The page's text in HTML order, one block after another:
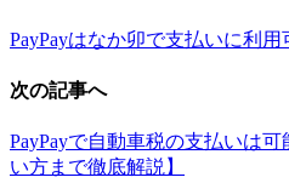
PayPayはなか卯で支払いに利用
次の記事へ
PayPayで自動車税の支払いは
い方まで徹底解説】